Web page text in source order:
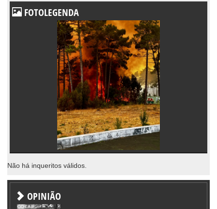
FOTOLEGENDA
Não há inqueritos válidos.
OPINIÃO